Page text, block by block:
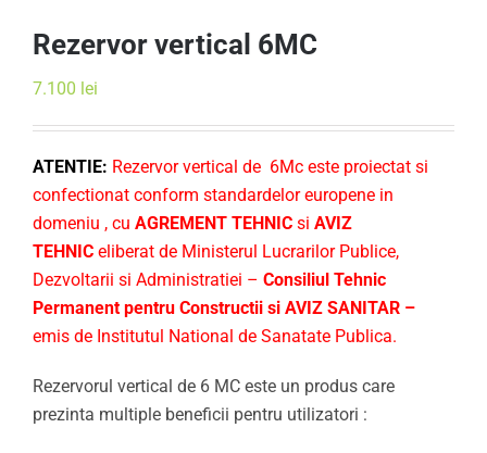
Rezervor vertical 6MC
7.100 lei
ATENTIE: Rezervor vertical de 6Mc este proiectat si
confectionat conform standardelor europene in
domeniu , cu AGREMENT TEHNIC si AVIZ
TEHNIC eliberat de Ministerul Lucrarilor Publice,
Dezvoltarii si Administratiei – Consiliul Tehnic
Permanent pentru Constructii si AVIZ SANITAR –
emis de Institutul National de Sanatate Publica.
Rezervorul vertical de 6 MC este un produs care
prezinta multiple beneficii pentru utilizatori :